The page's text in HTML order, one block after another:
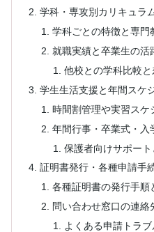
学科・専攻別カリキュラ
学科ごとの特徴と専門
就職実績と卒業生の活
他校との学科比較と
学生生活支援と年間スケ
時間割管理や実習スケ
年間行事・卒業式・入
保護者向けサポー
証明書発行・各種申請手
各種証明書の発行手順
問い合わせ窓口の連絡
よくある申請トラ